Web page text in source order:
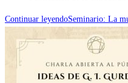
Continuar leyendoSeminario: La